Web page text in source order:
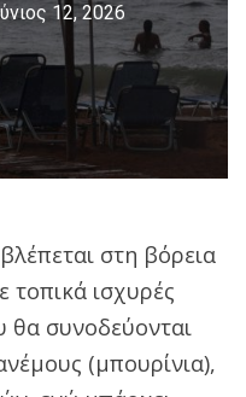
12, 2026
στη βόρεια
τοπικά ισχυρές
θα συνοδεύονται
(μπουρίνια),